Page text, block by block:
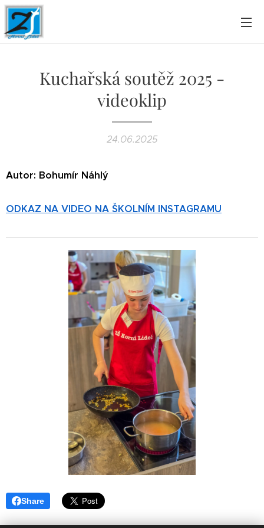
Kuchařská soutěž 2025 -
videoklip
24.06.2025
Autor: Bohumír Náhlý
ODKAZ NA VIDEO NA ŠKOLNÍM INSTAGRAMU
Share